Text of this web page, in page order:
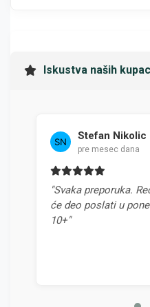
Iskustva naših
Stefan Nikolic
pre mesec dana
"Svaka preporuka.
će deo poslati u